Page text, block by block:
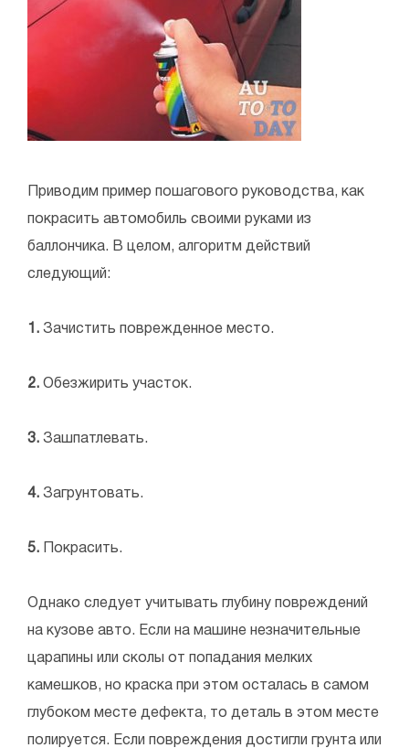
Приводим пример пошагового руководства, как
покрасить автомобиль своими руками из
баллончика. В целом, алгоритм действий
следующий:
1. Зачистить поврежденное место.
2. Обезжирить участок.
3. Зашпатлевать.
4. Загрунтовать.
5. Покрасить.
Однако следует учитывать глубину повреждений
на кузове авто. Если на машине незначительные
царапины или сколы от попадания мелких
камешков, но краска при этом осталась в самом
глубоком месте дефекта, то деталь в этом месте
полируется. Если повреждения достигли грунта или